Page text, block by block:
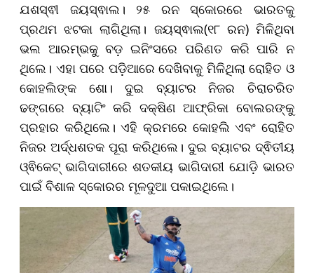
ଯଶସ୍ଵୀ ଜୟସ୍ଵାଲ। ୨୫ ରନ ସ୍କୋରରେ ଭାରତକୁ
ପ୍ରଥମ ଝଟକା ଲାଗିଥିଲା। ଜୟସ୍ଵାଲ(୧୮ ରନ) ମିଳିଥିବା
ଭଲ ଆରମ୍ଭକୁ ବଡ଼ ଇନିଂସରେ ପରିଣତ କରି ପାରି ନ
ଥିଲେ। ଏହା ପରେ ପଡ଼ିଆରେ ଦେଖିବାକୁ ମିଳିଥିଲା ରୋହିତ ଓ
କୋହଲିଙ୍କ ଶୋ। ଦୁଇ ବ୍ୟାଟର ନିଜର ଚିରାଚରିତ
ଢଙ୍ଗରେ ବ୍ୟାଟିଂ କରି ଦକ୍ଷିଣ ଆଫ୍ରିକା ବୋଲରଙ୍କୁ
ପ୍ରହାର କରିଥିଲେ। ଏହି କ୍ରମରେ କୋହଲି ଏବଂ ରୋହିତ
ନିଜର ଅର୍ଦ୍ଧଶତକ ପୂରା କରିଥିଲେ। ଦୁଇ ବ୍ୟାଟର ଦ୍ଵିତୀୟ
ଓ୍ଵିକେଟ୍ ଭାଗିଦାରୀରେ ଶତକୀୟ ଭାଗିଦାରୀ ଯୋଡ଼ି ଭାରତ
ପାଇଁ ବିଶାଳ ସ୍କୋରର ମୂଳଦୁଆ ପକାଇଥିଲେ।